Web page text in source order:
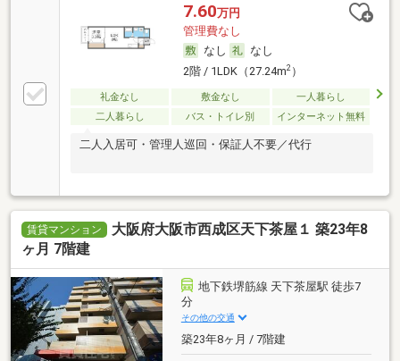
7.60万円
管理費なし
なし
なし
2階 / 1LDK（27.24m2）
礼金なし 敷金なし
一人暮らし
二人暮らし
バス・トイレ別 インターネット無料
二人入居可・管理人巡回・保証人不要／代行
賃貸マンション
大阪府大阪市西成区天下茶屋１ 築23年8
ヶ月 7階建
地下鉄堺筋線 天下茶屋駅 徒歩7
分
その他の交通
築23年8ヶ月 / 7階建